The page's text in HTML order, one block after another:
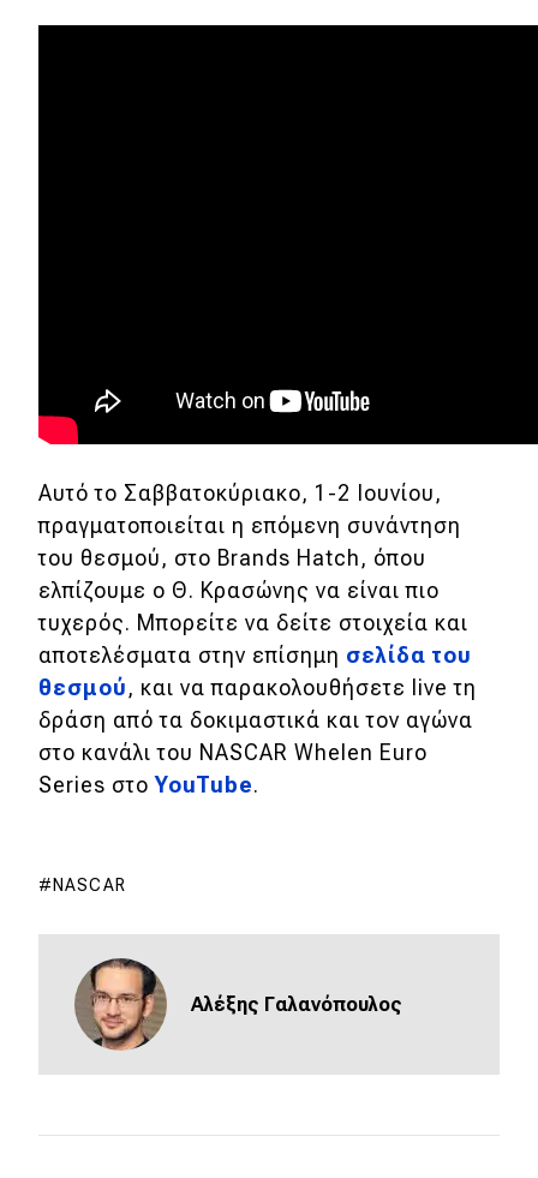
Αυτό το Σαββατοκύριακο, 1-2 Ιουνίου,
πραγματοποιείται η επόμενη συνάντηση
του θεσμού, στο Brands Hatch, όπου
ελπίζουμε ο Θ. Κρασώνης να είναι πιο
τυχερός. Μπορείτε να δείτε στοιχεία και
αποτελέσματα στην επίσημη σελίδα του
θεσμού, και να παρακολουθήσετε live τη
δράση από τα δοκιμαστικά και τον αγώνα
στο κανάλι του NASCAR Whelen Euro
Series στοYouTube.
NASCAR
Αλέξης Γαλανόπουλος